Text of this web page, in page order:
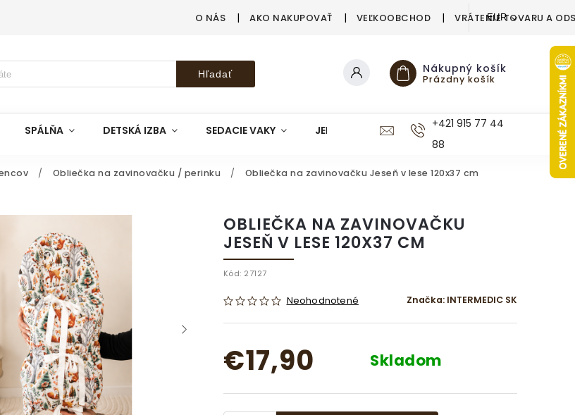
O NÁS AKO NAKUPOVAŤ VEĽKOOBCHOD VRÁTENIE TOVARU A
EUR
Hľadať Nákupný košík
Prázdny košík
SPÁLŇA DETSKÁ IZBA SEDACIE VAKY JEDÁLEŇ KUCHYŇA KÚPEĽŇA
+421 915 77 44
88
/ Obliečka na zavinovačku / perinku / Obliečka na zavinovačku Jeseň v lese 120x37 cm
OBLIEČKA NA ZAVINOVAČKU
JESEŇ V LESE 120X37 CM
Kód: 27127
Neohodnotené Značka: INTERMEDIC SK
€17,90 Skladom